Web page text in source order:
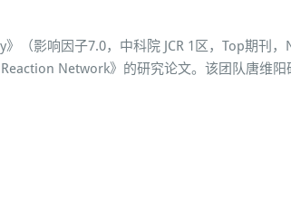
（影响因子7.0，中科院 JCR 1区，Top期刊
Network》的研究论文。该团队唐维